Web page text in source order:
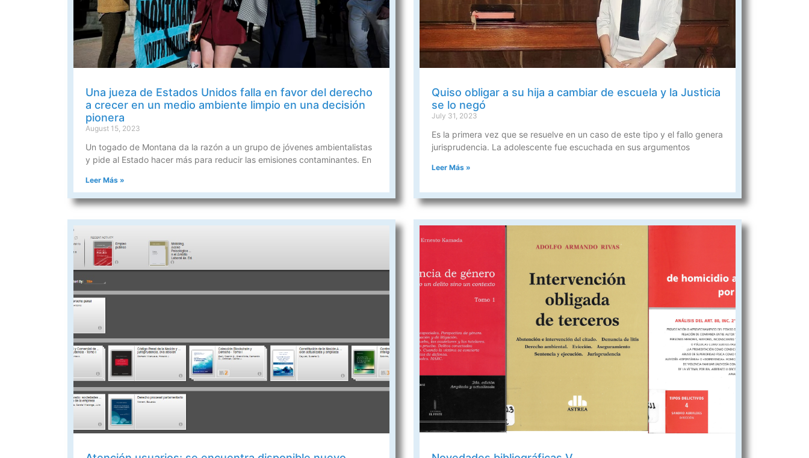
Una jueza de Estados Unidos falla en favor del derecho
a crecer en un medio ambiente limpio en una decisión
pionera
August 15, 2023
Un togado de Montana da la razón a un grupo de jóvenes ambientalistas
y pide al Estado hacer más para reducir las emisiones contaminantes. En
Leer Más »
Quiso obligar a su hija a cambiar de escuela y la Justicia
se lo negó
July 31, 2023
Es la primera vez que se resuelve en un caso de este tipo y el fallo genera
jurisprudencia. La adolescente fue escuchada en sus argumentos
Leer Más »